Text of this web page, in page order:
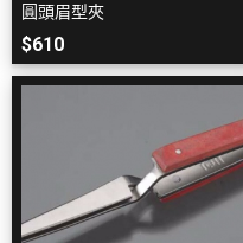
圓頭眉型夾
$610